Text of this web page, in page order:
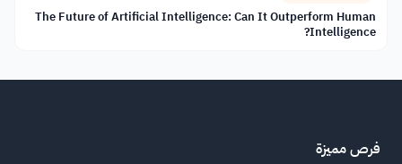
The Future of Artificial Intelligence: Can It Outperform Human
Intelligence?
فرص مميزة